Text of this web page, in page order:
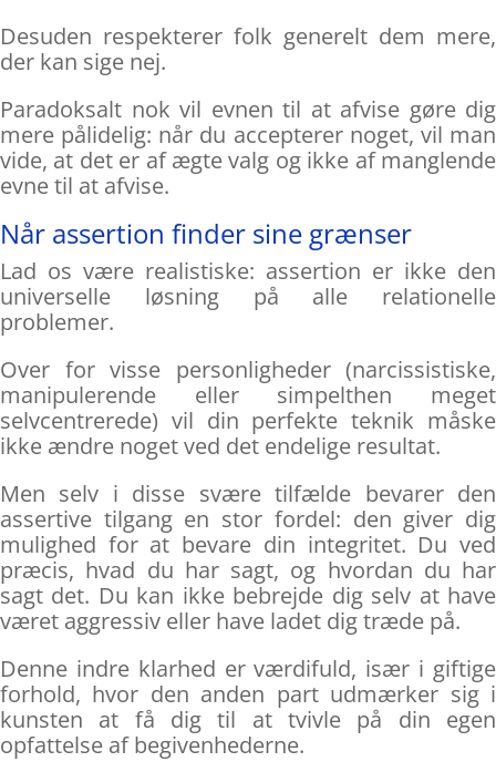
Desuden respekterer folk generelt dem mere,
der kan sige nej.
Paradoksalt nok vil evnen til at afvise gøre dig
mere pålidelig: når du accepterer noget, vil man
vide, at det er af ægte valg og ikke af manglende
evne til at afvise.
Når assertion finder sine grænser
Lad os være realistiske: assertion er ikke den
universelle løsning på alle relationelle
problemer.
Over for visse personligheder (narcissistiske,
manipulerende eller simpelthen meget
selvcentrerede) vil din perfekte teknik måske
ikke ændre noget ved det endelige resultat.
Men selv i disse svære tilfælde bevarer den
assertive tilgang en stor fordel: den giver dig
mulighed for at bevare din integritet. Du ved
præcis, hvad du har sagt, og hvordan du har
sagt det. Du kan ikke bebrejde dig selv at have
været aggressiv eller have ladet dig træde på.
Denne indre klarhed er værdifuld, især i giftige
forhold, hvor den anden part udmærker sig i
kunsten at få dig til at tvivle på din egen
opfattelse af begivenhederne.